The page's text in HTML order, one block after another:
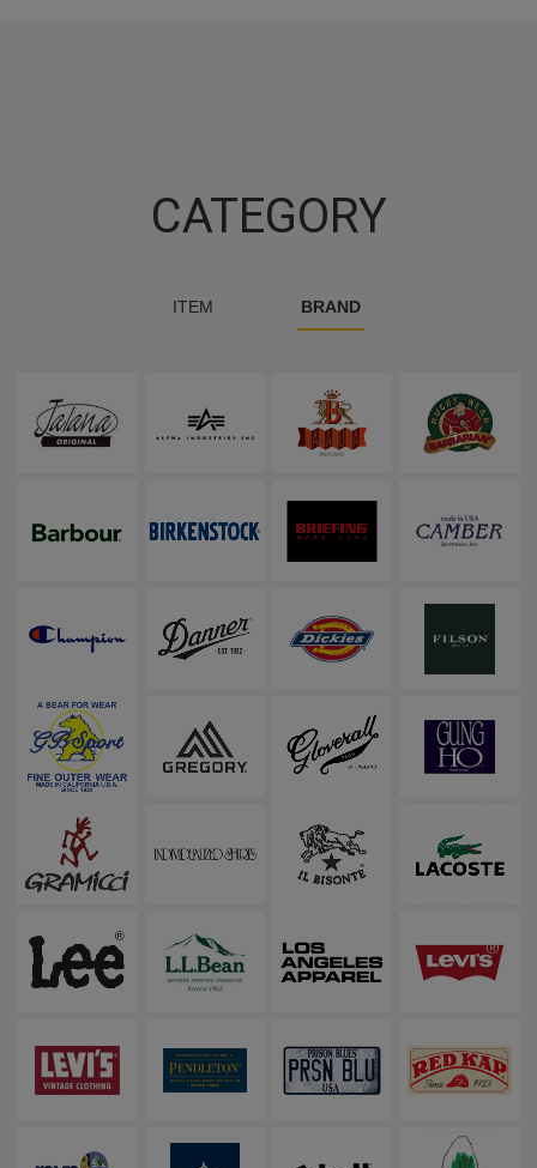
CATEGORY
ITEM BRAND